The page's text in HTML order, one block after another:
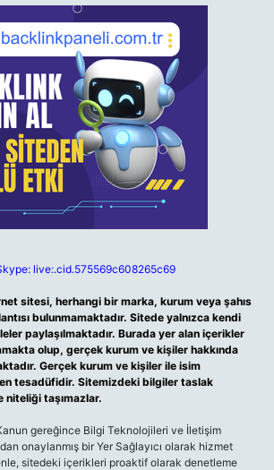
live:.cid.575569c608265c69
sitesi, herhangi bir marka, kurum veya şahıs
bulunmamaktadır. Sitede yalnızca kendi
paylaşılmaktadır. Burada yer alan içerikler
olup, gerçek kurum ve kişiler hakkında
Gerçek kurum ve kişiler ile isim
tesadüfidir. Sitemizdeki bilgiler taslak
niteliği taşımazlar.
gereğince Bilgi Teknolojileri ve İletişim
onaylanmış bir Yer Sağlayıcı olarak hizmet
sitedeki içerikleri proaktif olarak denetleme